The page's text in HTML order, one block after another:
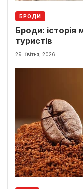
БРОДИ
Броди: історія
туристів
29 Квітня, 2026